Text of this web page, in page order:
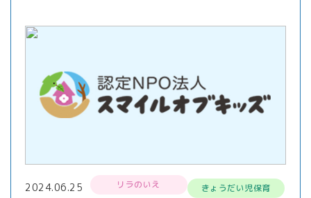
2024.06.25 リラのいえ きょうだい児保育